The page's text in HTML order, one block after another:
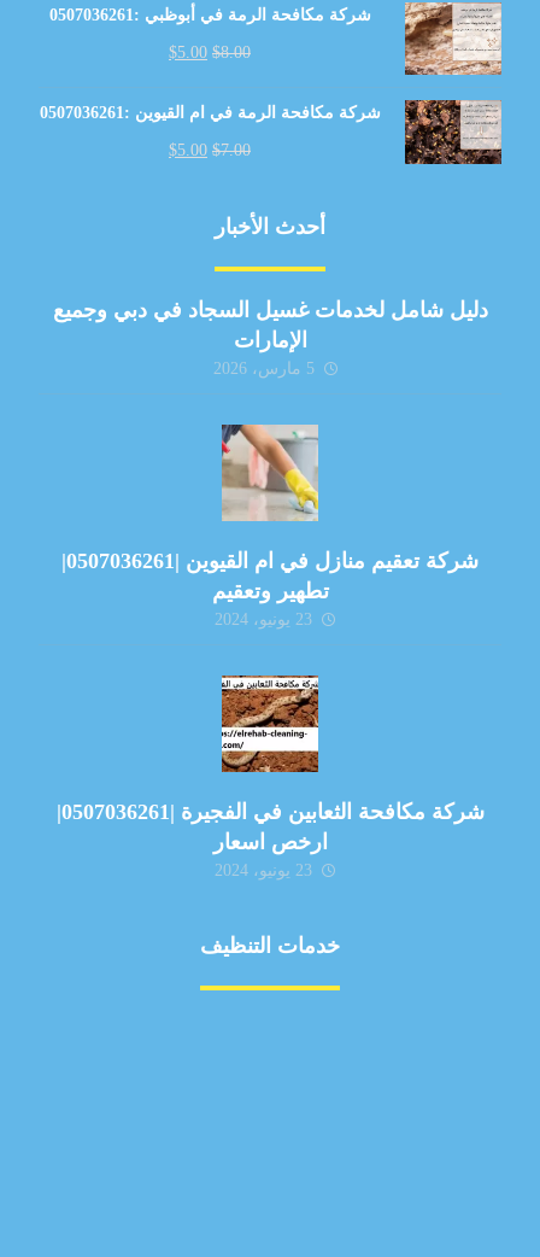
شركة مكافحة الرمة في أبوظبي :0507036261
$8.00
$5.00
شركة مكافحة الرمة في ام القيوين :0507036261
$7.00
$5.00
أحدث الأخبار
دليل شامل لخدمات غسيل السجاد في دبي وجميع
الإمارات
5 مارس، 2026
شركة تعقيم منازل في ام القيوين |0507036261|
تطهير وتعقيم
23 يونيو، 2024
شركة مكافحة الثعابين في الفجيرة |0507036261|
ارخص اسعار
23 يونيو، 2024
خدمات التنظيف